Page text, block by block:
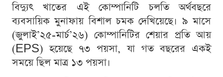
বিদ্যুৎ খাতের এই কোম্পানিটি চলতি অর্থবছরে
ব্যবসায়িক মুনাফায় বিশাল চমক দেখিয়েছে। ৯ মাসে
(জুলাই’২৫-মার্চ’২৬) কোম্পানিটির শেয়ার প্রতি আয়
(EPS) হয়েছে ৭৩ পয়সা, যা গত বছরের একই
সময়ে ছিল মাত্র ১৩ পয়সা।